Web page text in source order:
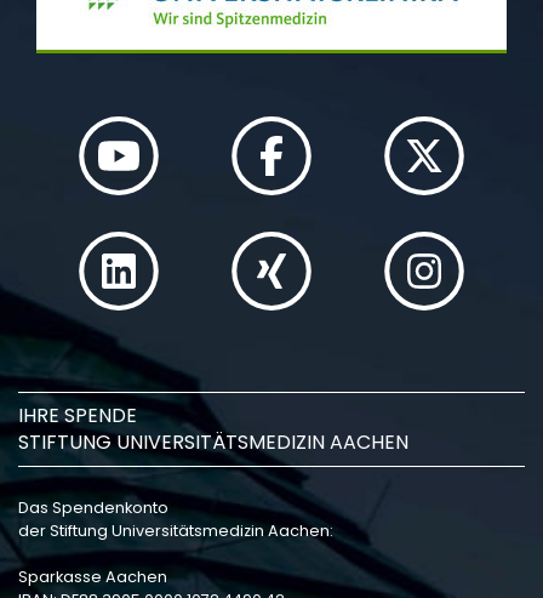
IHRE SPENDE
STIFTUNG UNIVERSITÄTSMEDIZIN AACHEN
Das Spendenkonto
der Stiftung Universitätsmedizin Aachen:
Sparkasse Aachen